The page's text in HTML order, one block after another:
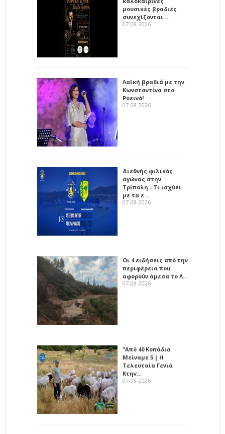
μουσικές βραδιές
συνεχίζονται …
07-08-2026
Λαϊκή βραδιά με την
Κωνσταντίνα στο
Ροεινό!
07-08-2026
Διεθνής φιλικός
αγώνας στην
Τρίπολη - Τι ισχύει
με τα ε…
07-08-2026
Οι 4 ειδήσεις από την
περιφέρεια που
αφορούν άμεσα το Λ…
07-08-2026
"Από 40 Κοπάδια
Μείναμε 5 | Η
Τελευταία Γενιά
Κτην…
07-08-2026